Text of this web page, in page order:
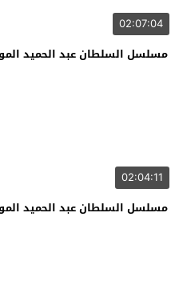
02:07:04
مسلسل السلطان عبد الحميد
02:04:11
مسلسل السلطان عبد الحميد